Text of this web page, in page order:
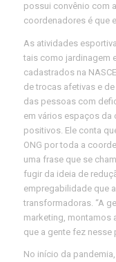
possui convênio com
coordenadores é que
As atividades
tais como jardinagem
cadastrados na
de trocas afetivas e
das pessoas com
em vários espaços da
positivos. Ele conta
ONG por toda a
uma frase que se
fugir da ideia de
empregabilidade que
transformadoras. “A
marketing, montamos
que a gente fez nesse
No início da